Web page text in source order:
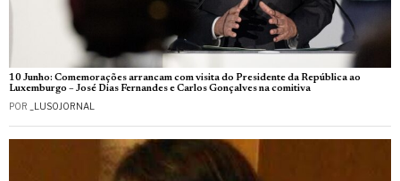
10 Junho: Comemorações arrancam com visita do Presidente da República ao
Luxemburgo – José Dias Fernandes e Carlos Gonçalves na comitiva
POR _LUSOJORNAL